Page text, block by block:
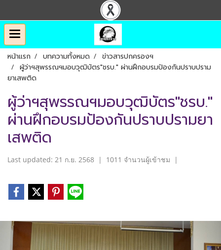
หน้าแรก บทความทั้งหมด
ข่าวสารปกครองฯ
ผู้ว่าฯสุพรรณฯมอบวุฒิบัตร"ชรบ." ผ่านฝึกอบรมป้องกันปราบปราม
ยาเสพติด
ผู้ว่าฯสุพรรณฯมอบวุฒิบัตร"ชรบ."
ผ่านฝึกอบรมป้องกันปราบปรามยา
เสพติด
Last updated: 21 ก.ย. 2568 | 1011 จำนวนผู้เข้าชม |